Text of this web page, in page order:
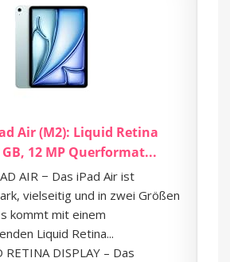
Air (M2): Liquid Retina
12 MP Querformat...
AIR − Das iPad Air ist
vielseitig und in zwei Größen
kommt mit einem
Liquid Retina...
DISPLAY – Das